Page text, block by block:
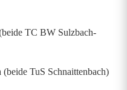
TC BW Sulzbach-
TuS Schnaittenbach)